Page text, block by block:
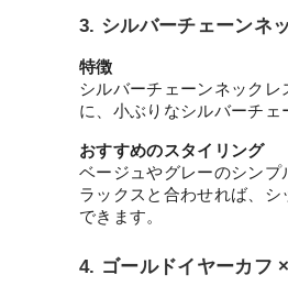
3. シルバーチェーンネ
特徴
シルバーチェーンネック
に、小ぶりなシルバーチェ
おすすめのスタイリング
ベージュやグレーのシン
ラックスと合わせれば、
できます。
4. ゴールドイヤーカフ